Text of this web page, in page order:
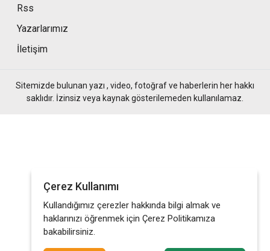
Rss
Yazarlarımız
İletişim
Sitemizde bulunan yazı , video, fotoğraf ve haberlerin her hakkı
saklıdır. İzinsiz veya kaynak gösterilemeden kullanılamaz.
Çerez Kullanımı
Kullandığımız çerezler hakkında bilgi almak ve
haklarınızı öğrenmek için Çerez Politikamıza
bakabilirsiniz.